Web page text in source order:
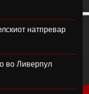
натпревар
во Ливерпул